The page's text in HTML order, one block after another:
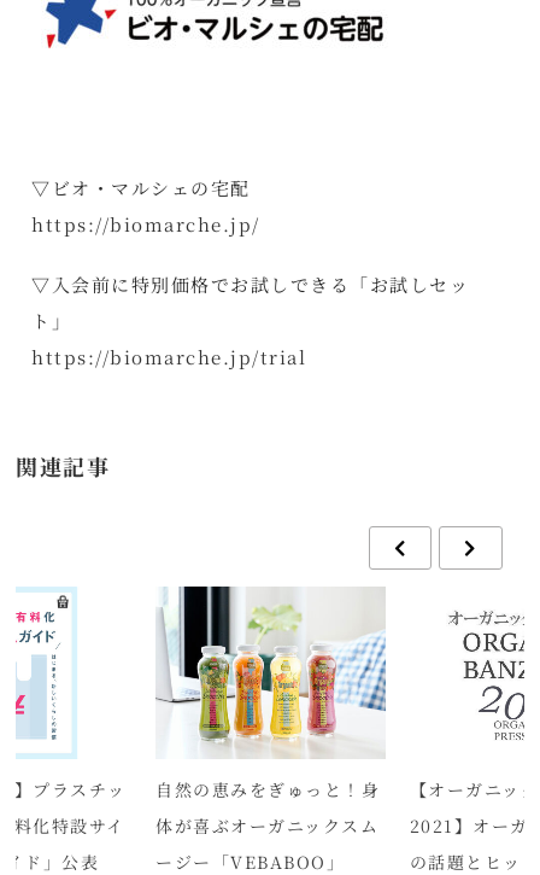
▽ビオ・マルシェの宅配
https://biomarche.jp/
▽入会前に特別価格でお試しできる「お試しセッ
ト」
https://biomarche.jp/trial
関連記事
】プラスチッ
料化特設サイ
ド」公表
自然の恵みをぎゅっと！身
体が喜ぶオーガニックスム
ージー「VEBABOO」
【オーガニッ
2021】オーガ
の話題とヒッ